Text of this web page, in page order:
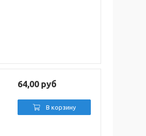
64,00 руб
В корзину